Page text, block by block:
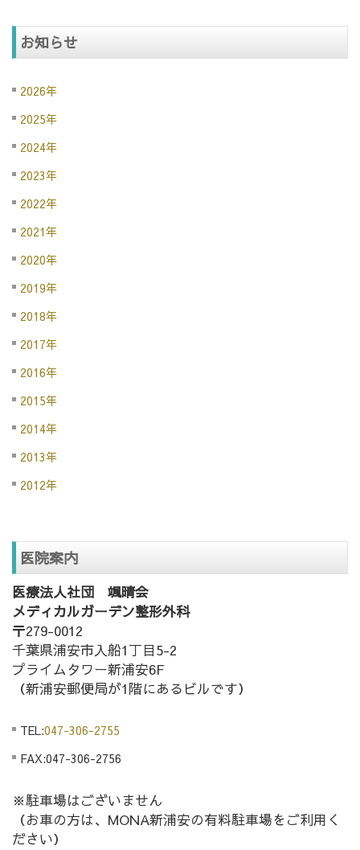
お知らせ
2026年
2025年
2024年
2023年
2022年
2021年
2020年
2019年
2018年
2017年
2016年
2015年
2014年
2013年
2012年
医院案内
医療法人社団 颯晴会
メディカルガーデン整形外科
〒279-0012
千葉県浦安市入船1丁目5-2
プライムタワー新浦安6F
（新浦安郵便局が1階にあるビルです）
TEL:047-306-2755
FAX:047-306-2756
※駐車場はございません
（お車の方は、MONA新浦安の有料駐車場をご利用く
ださい）